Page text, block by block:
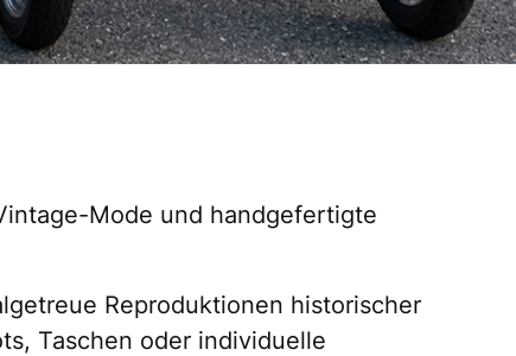
Mode und handgefertigte
Reproduktionen historischer
Taschen oder individuelle